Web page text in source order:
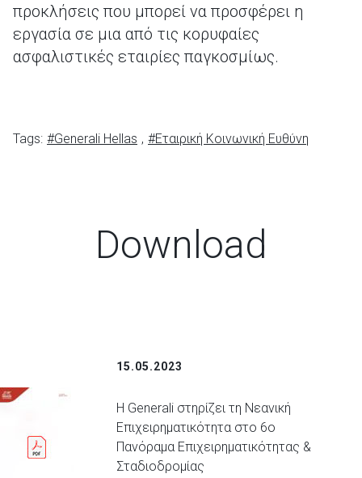
προκλήσεις που μπορεί να προσφέρει η
εργασία σε μια από τις κορυφαίες
ασφαλιστικές εταιρίες παγκοσμίως.
Tags: #Generali Hellas , #Εταιρική Κοινωνική Ευθύνη
Download
15.05.2023
Η Generali στηρίζει τη Νεανική
Επιχειρηματικότητα στο 6ο
Πανόραμα Επιχειρηματικότητας &
Σταδιοδρομίας